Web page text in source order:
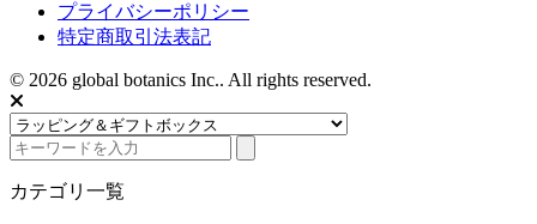
プライバシーポリシー
特定商取引法表記
© 2026 global botanics Inc.. All rights reserved.
カテゴリ一覧